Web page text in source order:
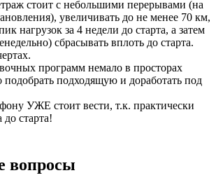
стоит с небольшими перерывами (на
увеличивать до не менее 70 км,
нагрузок за 4 недели до старта, а затем
сбрасывать вплоть до старта.
программ немало в просторах
подобрать подходящую и доработать под
УЖЕ стоит вести, т.к. практически
до старта!
вопросы